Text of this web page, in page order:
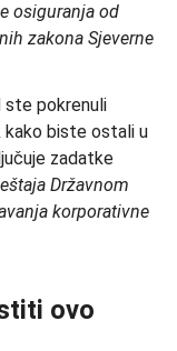
osiguranja od
zakona Sjeverne
ste pokrenuli
kako biste ostali u
zadatke
Državnom
korporativne
ovo